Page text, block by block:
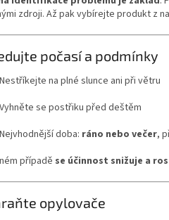
zdroji. Až pak vybírejte produkt z
počasí a podmínky
Nestříkejte na plné slunce ani při větru
Vyhněte se postřiku před deštěm
Nejvhodnější doba: ráno nebo večer,
případě se účinnost snižuje a
opylovače